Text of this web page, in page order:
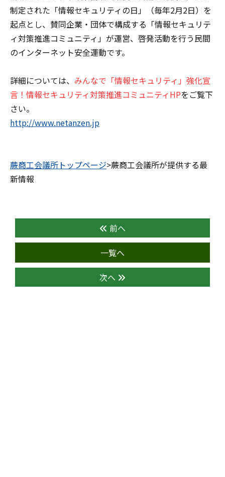
制定された「情報セキュリティの日」（毎年2月2日）を
起点とし、賛同企業・団体で構成する「情報セキュリテ
ィ対策推進コミュニティ」が運営、啓発活動を行う民間
のインターネット安全運動です。
詳細については、 みんなで「情報セキュリティ」強化宣
言！情報セキュリティ対策推進コミュニティHPをご覧下
さい。
http://www.netanzen.jp
蕨商工会議所トップページ>蕨商工会議所が提供する最
新情報
前へ
一覧へ
次へ